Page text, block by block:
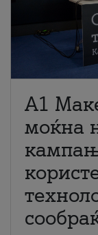
A1
моќна